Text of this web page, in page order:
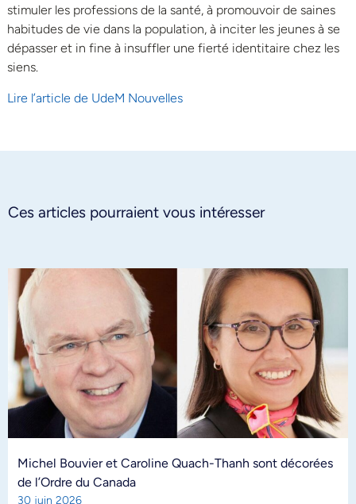
stimuler les professions de la santé, à promouvoir de saines
habitudes de vie dans la population, à inciter les jeunes à se
dépasser et in fine à insuffler une fierté identitaire chez les
siens.
Lire l’article de UdeM Nouvelles
Ces articles pourraient vous intéresser
Michel Bouvier et Caroline Quach-Thanh sont décorées
de l’Ordre du Canada
30 juin 2026